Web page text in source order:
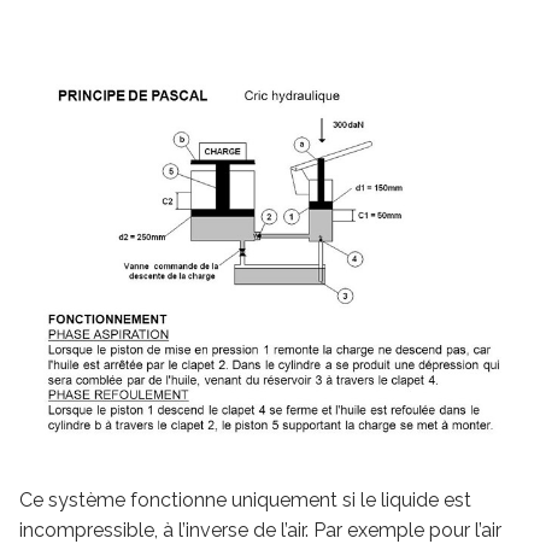
Ce système fonctionne uniquement si le liquide est
incompressible, à l’inverse de l’air. Par exemple pour l’air